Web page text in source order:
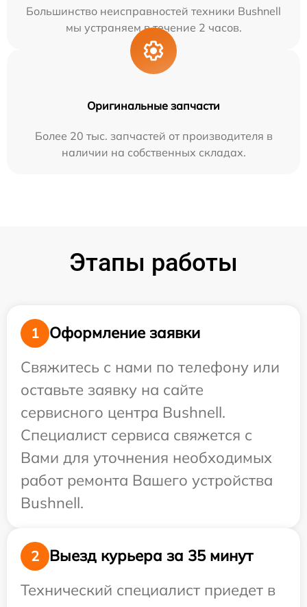
Большинство неисправностей техники Bushnell
мы устраняем в течение 2 часов.
Оригинальные запчасти
Более 20 тыс. запчастей от производителя в
наличии на собственных складах.
Этапы работы
1
Оформление заявки
Свяжитесь с нами по телефону или
оставьте заявку на сайте
сервисного центра Bushnell.
Специалист сервиса свяжется с
Вами для уточнения необходимых
работ ремонта Вашего устройства
Bushnell.
2
Выезд курьера за 35 минут
Технический специалист приедет в